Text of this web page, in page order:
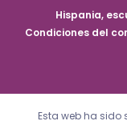
Hispania,
Condiciones del
Esta web ha